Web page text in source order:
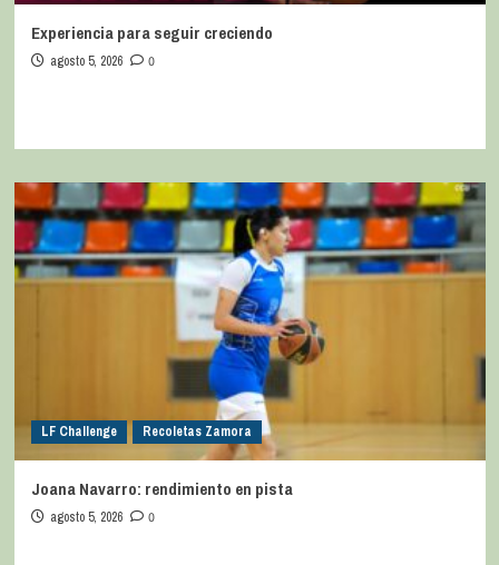
Experiencia para seguir creciendo
agosto 5, 2026 0
LF Challenge Recoletas Zamora
Joana Navarro: rendimiento en pista
agosto 5, 2026 0